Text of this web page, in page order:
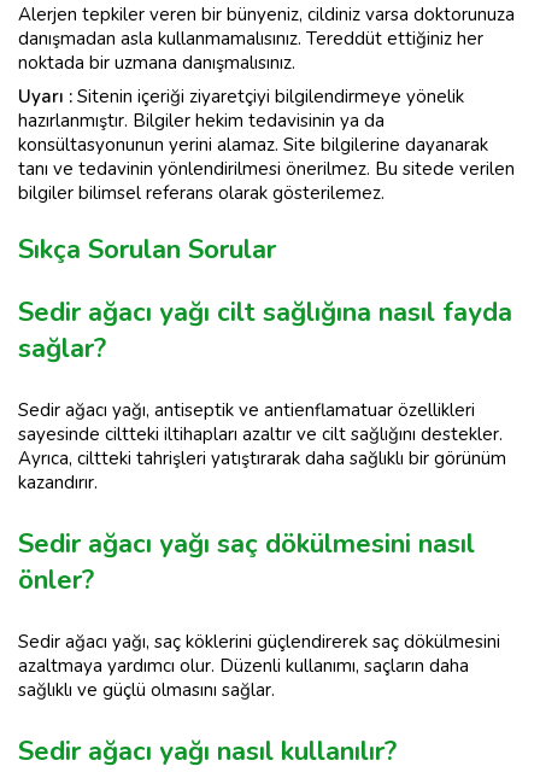
Alerjen tepkiler veren bir bünyeniz, cildiniz varsa doktorunuza
danışmadan asla kullanmamalısınız. Tereddüt ettiğiniz her
noktada bir uzmana danışmalısınız.
Uyarı : Sitenin içeriği ziyaretçiyi bilgilendirmeye yönelik
hazırlanmıştır. Bilgiler hekim tedavisinin ya da
konsültasyonunun yerini alamaz. Site bilgilerine dayanarak
tanı ve tedavinin yönlendirilmesi önerilmez. Bu sitede verilen
bilgiler bilimsel referans olarak gösterilemez.
Sıkça Sorulan Sorular
Sedir ağacı yağı cilt sağlığına nasıl fayda
sağlar?
Sedir ağacı yağı, antiseptik ve antienflamatuar özellikleri
sayesinde ciltteki iltihapları azaltır ve cilt sağlığını destekler.
Ayrıca, ciltteki tahrişleri yatıştırarak daha sağlıklı bir görünüm
kazandırır.
Sedir ağacı yağı saç dökülmesini nasıl
önler?
Sedir ağacı yağı, saç köklerini güçlendirerek saç dökülmesini
azaltmaya yardımcı olur. Düzenli kullanımı, saçların daha
sağlıklı ve güçlü olmasını sağlar.
Sedir ağacı yağı nasıl kullanılır?